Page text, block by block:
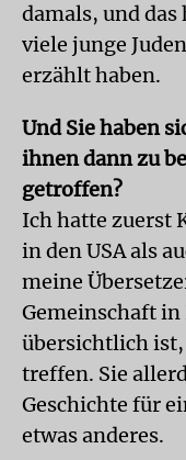
damals, und
viele junge
erzählt haben.
Und Sie haben
ihnen dann zu
getroffen?
Ich hatte zuerst
in den USA als
meine
Gemeinschaft in
übersichtlich ist,
treffen. Sie
Geschichte für
etwas anderes.